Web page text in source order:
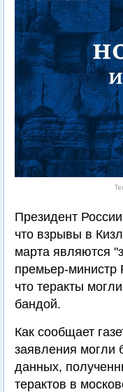
Президент
что взрывы в
марта являются
премьер-
что теракты
бандой.
Как сообщает
заявления могли
данных,
терактов в